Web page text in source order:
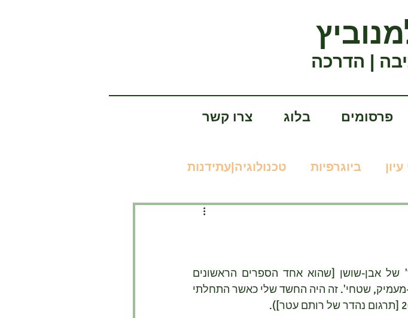
| הדרכה
פרסומים בלוג צרו קשר
ביוגרפיות טכנולוגיה|עתידנות